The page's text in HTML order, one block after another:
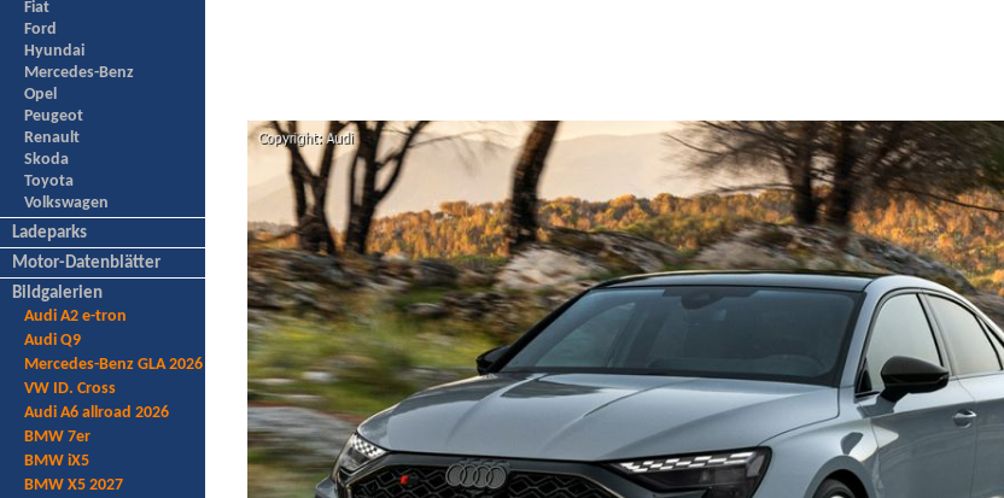
Fiat
Ford
Hyundai
Mercedes-Benz
Opel
Peugeot
Renault
Skoda
Toyota
Volkswagen
Ladeparks
Motor-Datenblätter
Bildgalerien
Audi A2 e-tron
Audi Q9
Mercedes-Benz GLA 2026
VW ID. Cross
Audi A6 allroad 2026
BMW 7er
BMW iX5
BMW X5 2027